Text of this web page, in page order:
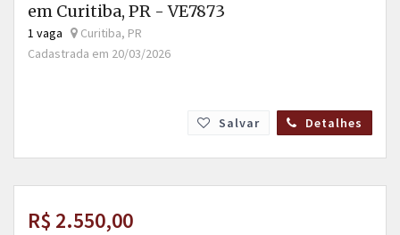
em Curitiba, PR - VE7873
1 vaga
Curitiba, PR
Cadastrada em 20/03/2026
Salvar Detalhes
R$ 2.550,00